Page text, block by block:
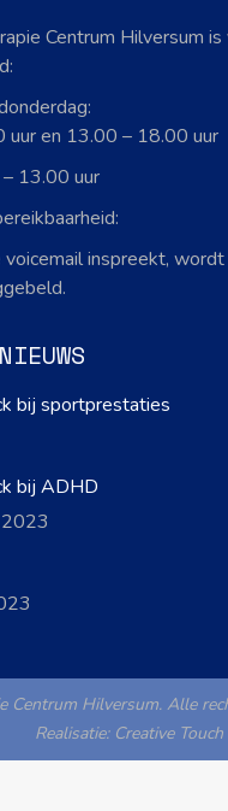
Centrum Hilversum
en 13.00 – 18.00 uur
13.00 uur
inspreekt,
bij sportprestaties
bij ADHD
Centrum Hilversum. Alle
Realisatie: Creative Touch